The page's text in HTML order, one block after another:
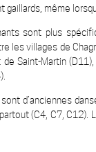
gaillards, même
sont plus
les villages de
de Saint-Martin
sont d’anciennes
(C4, C7, C12).